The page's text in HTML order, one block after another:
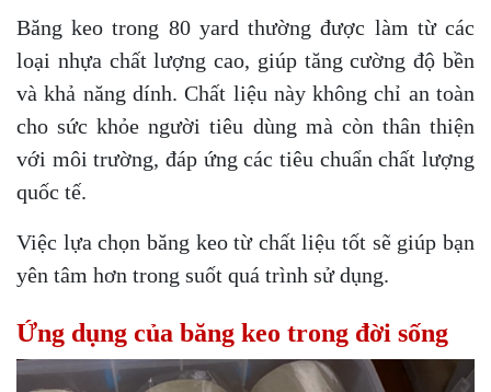
Băng keo trong 80 yard thường được làm từ các
loại nhựa chất lượng cao, giúp tăng cường độ bền
và khả năng dính. Chất liệu này không chỉ an toàn
cho sức khỏe người tiêu dùng mà còn thân thiện
với môi trường, đáp ứng các tiêu chuẩn chất lượng
quốc tế.
Việc lựa chọn băng keo từ chất liệu tốt sẽ giúp bạn
yên tâm hơn trong suốt quá trình sử dụng.
Ứng dụng của băng keo trong đời sống